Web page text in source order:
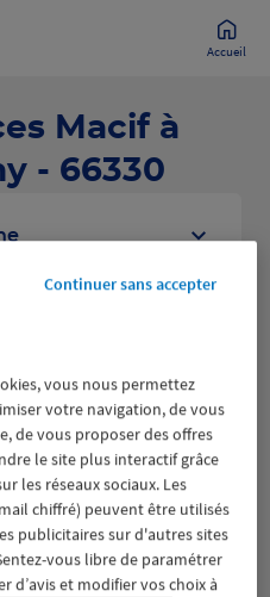
Accueil
Macif à
- 66330
09:00 - 13:00 et
vous nous permettez
votre navigation, de vous
de vous proposer des offres
le site plus interactif grâce
les réseaux sociaux. Les
chiffré) peuvent être utilisés
publicitaires sur d'autres sites
vous libre de paramétrer
d’avis et modifier vos choix à
Continuer sans accepter